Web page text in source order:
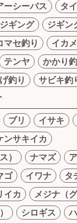
ーシーバス
タ
ギング
ジギン
マセ釣り
イカ
テンヤ
かかり
釣り
サビキ釣
ブリ イサキ
ンサキイカ
）
ナマズ
ゴ イワナ
タ
イカ
メジナ（
シロギス